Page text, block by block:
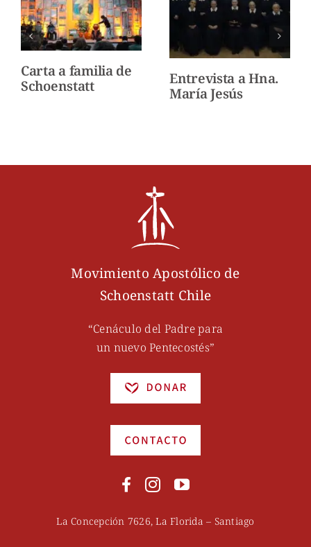
Carta a familia de
Schoenstatt
Entrevista a Hna.
María Jesús
Movimiento Apostólico de
Schoenstatt Chile
“Cenáculo del Padre para
un nuevo Pentecostés”
La Concepción 7626, La Florida – Santiago